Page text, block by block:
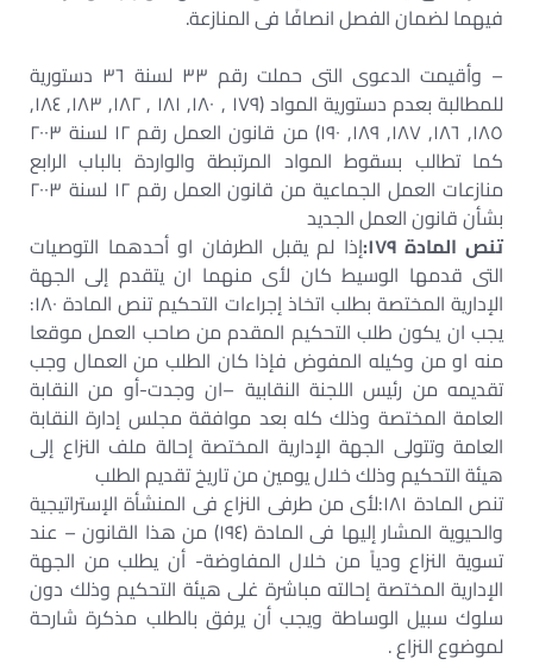
فيهما لضمان الفصل انصافًا فى المنازعة.
– وأقيمت الدعوى التى حملت رقم ٣٣ لسنة ٣٦ دستورية
للمطالبة بعدم دستورية المواد (١٧٩ , ١٨٠, ١٨١ , ١٨٢, ١٨٣, ١٨٤,
١٨٥, ١٨٦, ١٨٧, ١٨٩, ١٩٠) من قانون العمل رقم ١٢ لسنة ٢٠٠٣
كما تطالب بسقوط المواد المرتبطة والواردة بالباب الرابع
منازعات العمل الجماعية من قانون العمل رقم ١٢ لسنة ٢٠٠٣
بشأن قانون العمل الجديد
تنص المادة ١٧٩:
إذا لم يقبل الطرفان او أحدهما التوصيات
التى قدمها الوسيط كان لأى منهما ان يتقدم إلى الجهة
الإدارية المختصة بطلب اتخاذ إجراءات التحكيم تنص المادة ١٨٠:
يجب ان يكون طلب التحكيم المقدم من صاحب العمل موقعا
منه او من وكيله المفوض فإذا كان الطلب من العمال وجب
تقديمه من رئيس اللجنة النقابية –ان وجدت-أو من النقابة
العامة المختصة وذلك كله بعد موافقة مجلس إدارة النقابة
العامة وتتولى الجهة الإدارية المختصة إحالة ملف النزاع إلى
هيئة التحكيم وذلك خلال يومين من تاريخ تقديم الطلب
تنص المادة ١٨١:لأى من طرفى النزاع فى المنشأة الإستراتيجية
والحيوية المشار إليها فى المادة (١٩٤) من هذا القانون – عند
تسوية النزاع ودياً من خلال المفاوضة- أن يطلب من الجهة
الإدارية المختصة إحالته مباشرة غلى هيئة التحكيم وذلك دون
سلوك سبيل الوساطة ويجب أن يرفق بالطلب مذكرة شارحة
لموضوع النزاع .